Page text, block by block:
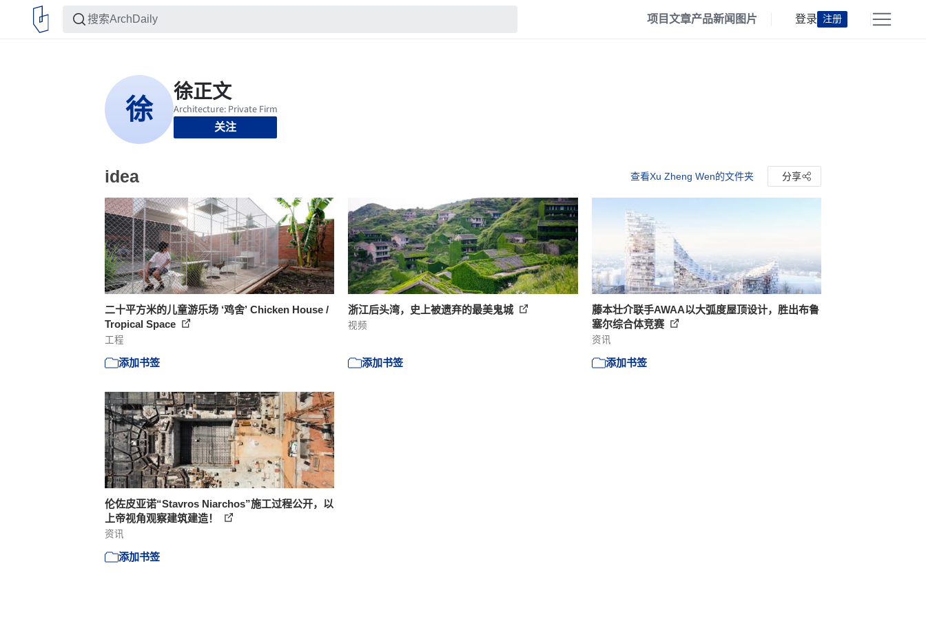
项目文章产品新闻 图片 登录 注册
关注
idea 查看Xu Zheng Wen的文件夹 分享
二十平方米的儿童游乐场 ‘鸡舍’ Chicken House /
Tropical Space
工程
添加书签
浙江后头湾，史上被遗弃的最美鬼城
视频
添加书签
藤本壮介联手AWAA以大弧度屋顶设计，胜出布鲁
塞尔综合体竞赛
资讯
添加书签
伦佐皮亚诺“Stavros Niarchos”施工过程公开，以
上帝视角观察建筑建造！
资讯
添加书签